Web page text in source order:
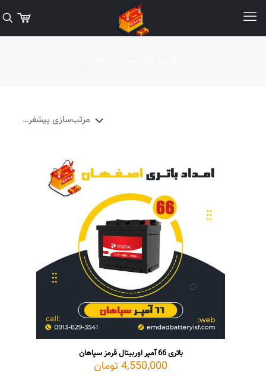
باتری 66 آمپر اوربیتال قرمز سپاهان
4,550,000تومان